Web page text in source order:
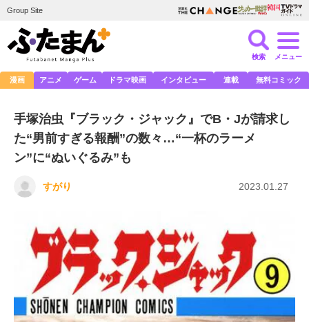
Group Site
検索 メニュー
漫画 アニメ ゲーム ドラマ映画 インタビュー 連載 無料コミック
手塚治虫『ブラック・ジャック』でB・Jが請求し
た“男前すぎる報酬”の数々…“一杯のラーメ
ン”に“ぬいぐるみ”も
すがり 2023.01.27